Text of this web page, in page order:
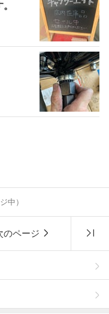
中）
のページ